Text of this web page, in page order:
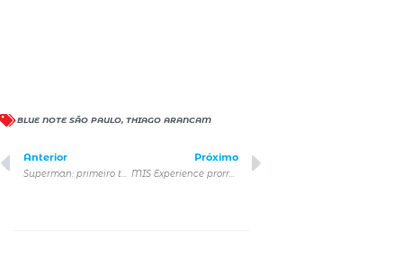
BLUE NOTE SÃO PAULO, THIAGO ARANCAM
Anterior
Superman: primeiro teaser oficial de um dos filmes mais aguardados de 2025
Próximo
MIS Experience prorroga visitação de“Bob Esponja – A Experiência” até fevereiro